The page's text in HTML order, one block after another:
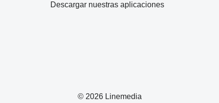
© 2026 Linemedia
Descargar nuestras aplicaciones